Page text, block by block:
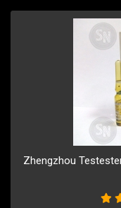
Zhengzhou